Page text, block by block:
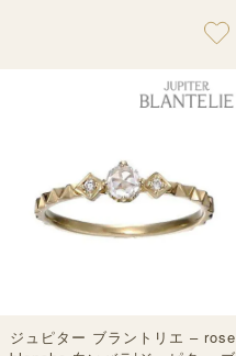
ジュピター ブラントリエ – rose